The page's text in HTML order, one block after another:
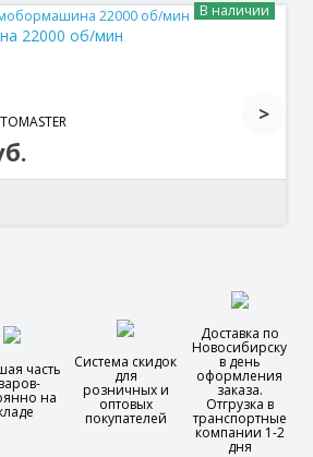
22000 об/мин
В наличии
часть
на
Система скидок
для
розничных и
оптовых
покупателей
Доставка по
Новосибирску
в день
оформления
заказа.
Отгрузка в
транспортные
компании 1-2
дня